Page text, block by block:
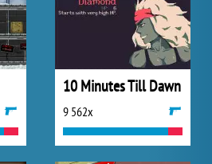
10 Minutes Till Dawn
9 562x